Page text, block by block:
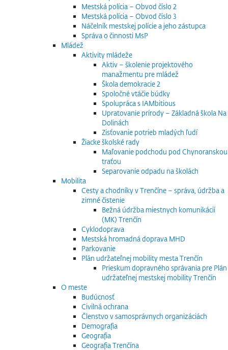
Mestská polícia – Obvod číslo 2
Mestská polícia – Obvod číslo 3
Náčelník mestskej polície a jeho zástupca
Správa o činnosti MsP
Mládež
Aktivity mládeže
Aktiv – školenie projektového
manažmentu pre mládež
Škola demokracie 2
Spoločné vtáčie búdky
Spolupráca s IAMbitious
Upratovanie prírody – Základná škola Na
Dolinách
Zisťovanie potrieb mladých ľudí
Žiacke školské rady
Maľovanie podchodu pod Chynoranskou
traťou
Separovanie odpadu na školách
Mobilita
Cesty a chodníky v Trenčíne – správa, údržba a
zimné čistenie
Bežná údržba miestnych komunikácií
(MK) Trenčín
Cyklodoprava
Mestská hromadná doprava MHD
Parkovanie
Plán udržateľnej mobility mesta Trenčín
Prieskum dopravného správania pre Plán
udržateľnej mestskej mobility Trenčín
O meste
Budúcnosť
Civilná ochrana
Členstvo v samosprávnych organizáciách
Demografia
Geografia
Geografia Trenčína